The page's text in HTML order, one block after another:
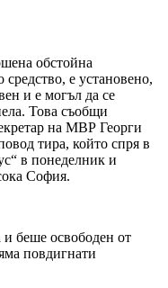
обстойна
средство, е установено,
и е могъл да се
Това съобщи
на МВР Георги
тира, който спря в
в понеделник и
София.
и беше освободен от
повдигнати